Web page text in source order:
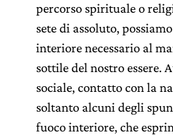
percorso spirituale o
sete di assoluto,
interiore necessario al
sottile del nostro essere.
sociale, contatto con la
soltanto alcuni degli
fuoco interiore, che